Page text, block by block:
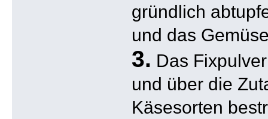
gründlich
und das
3. Das
und über die
Käsesorten